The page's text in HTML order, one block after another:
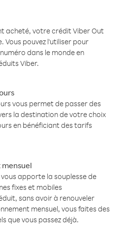
acheté, votre crédit Viber Out
Vous pouvez l'utiliser pour
dans le monde en
Viber.
vous permet de passer des
la destination de votre choix
en bénéficiant des tarifs
apporte la souplesse de
fixes et mobiles
sans avoir à renouveler
mensuel, vous faites des
que vous passez déjà.